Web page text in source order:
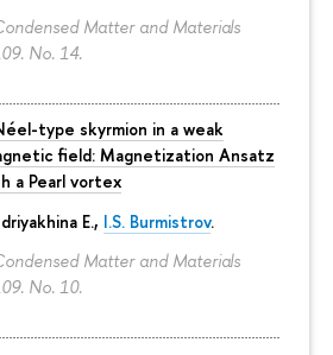
Matter and Materials
No. 14.
type skyrmion in a weak
field: Magnetization Ansatz
a Pearl vortex
E., I.S. Burmistrov.
Matter and Materials
No. 10.